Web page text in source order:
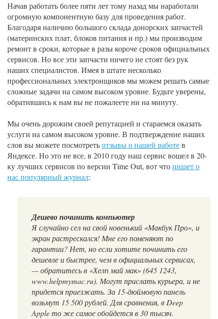
Начав работать более пяти лет тому назад мы наработали
огромную компонентную базу для проведения работ.
Благодаря наличию большого склада донорских запчастей
(материнских плат, блоков питания и пр.) мы производим
ремонт в сроки, которые в разы короче сроков официальных
сервисов. Но все эти запчасти ничего не стоят без рук
наших специалистов. Имея в штате несколько
профессиональных электронщиков мы можем решать самые
сложные задачи на самом высоком уровне. Будьте уверены,
обратившись к нам вы не пожалеете ни на минуту.
Мы очень дорожим своей репутацией и стараемся оказать
услуги на самом высоком уровне. В подтверждение наших
слов вы можете посмотретьотзывы о нашей работев
Яндексе. Но это не все, в 2010 году наш сервис вошел в 20-
ку лучших сервисов по версии Time Out, вот чтопишет о
нас популярный журнал:
Дешево починить компьютер
Я случайно сел на свой новенький «Макбук Про», и
экран растрескался! Мне его поменяют по
гарантии? Нет, но если хотите починить его
дешевле и быстрее, чем в официальных сервисах,
— обратитесь в «Хелп май мак» (645 1243,
www.helpmymac.ru). Могут прислать курьера, и не
придется приезжать. За 15-дюймовую панель
возьмут 15 500 рублей. Для сравнения, в Deep
Apple то же самое обойдется в 30 тысяч.